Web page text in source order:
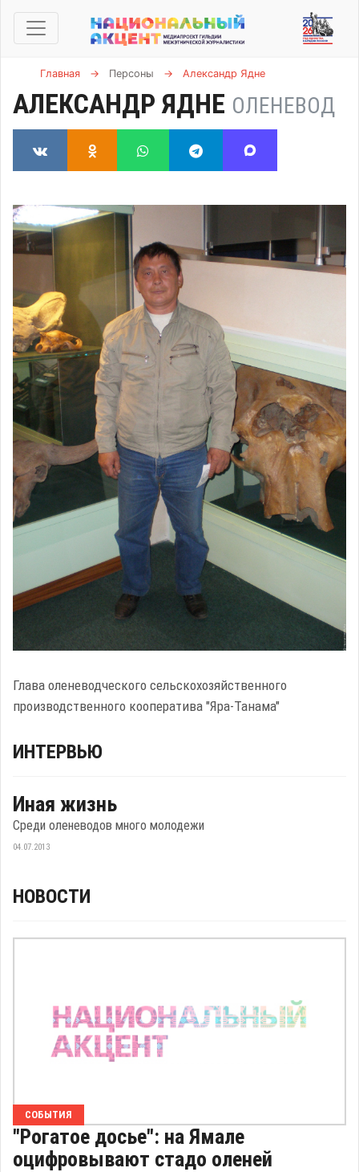
Главная → Персоны → Александр Ядне
АЛЕКСАНДР ЯДНЕ ОЛЕНЕВОД
Глава оленеводческого сельскохозяйственного
производственного кооператива "Яра-Танама"
ИНТЕРВЬЮ
Иная жизнь
Среди оленеводов много молодежи
04.07.2013
НОВОСТИ
СОБЫТИЯ
"Рогатое досье": на Ямале
оцифровывают стадо оленей